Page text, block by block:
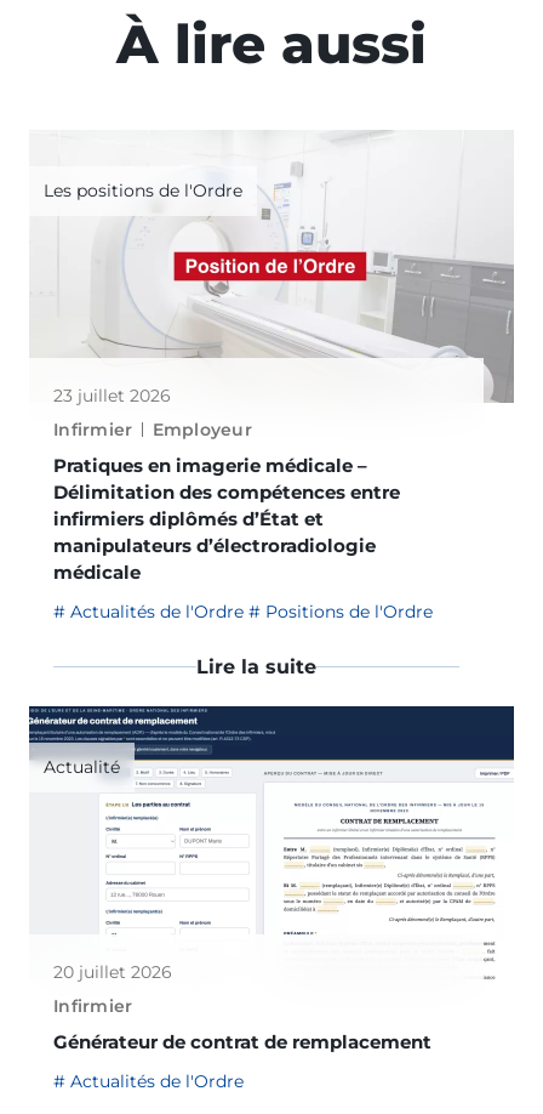
À lire aussi
Les positions de l'Ordre
23 juillet 2026
Infirmier
Employeur
Pratiques en imagerie médicale –
Délimitation des compétences entre
infirmiers diplômés d’État et
manipulateurs d’électroradiologie
médicale
Actualités de l'Ordre Positions de l'Ordre
Lire la suite
Actualité
20 juillet 2026
Infirmier
Générateur de contrat de remplacement
Actualités de l'Ordre